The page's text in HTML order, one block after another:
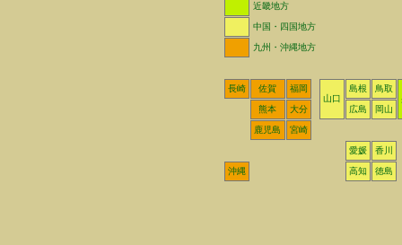
近畿地方
中国・四国地方
九州・沖縄地方
長崎 佐賀
福岡
山口
島根
鳥取
熊本
大分 広島 岡山
鹿児島 宮崎
愛媛 香川
沖縄 高知 徳島